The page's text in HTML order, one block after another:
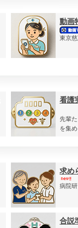
動画
東京
看護
先輩
を集
求め
病院
合説